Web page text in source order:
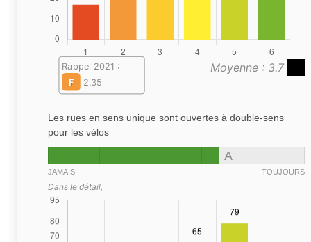
Moyenne : 3.7
Rappel 2021 :
F
2.35
Les rues en sens unique sont ouvertes à double-sens
pour les vélos
A
JAMAIS TOUJOURS
Dans le détail,